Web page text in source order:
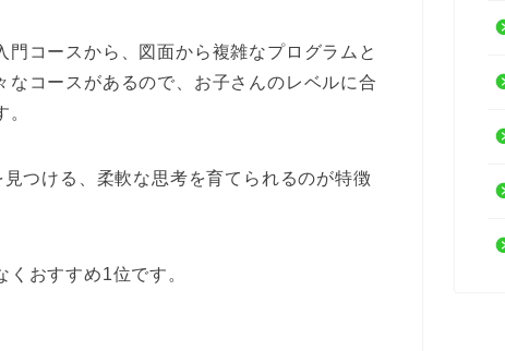
コースから、図面から複雑なプログラムと
コースがあるので、お子さんのレベルに合
つける、柔軟な思考を育てられるのが特徴
おすすめ1位です。